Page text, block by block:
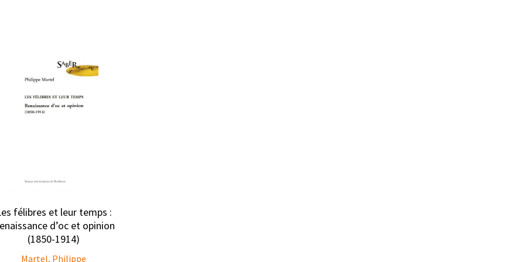
félibres et leur temps :
d’oc et opinion
(1850-1914)
Martel, Philippe